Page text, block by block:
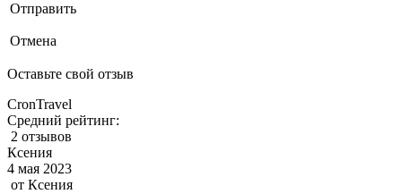
Отправить
Отмена
Оставьте свой отзыв
CronTravel
Средний рейтинг:
2 отзывов
Ксения
4 мая 2023
от Ксения